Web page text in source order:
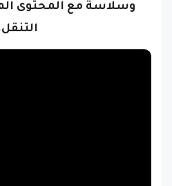
وسلاسة مع المحتوى